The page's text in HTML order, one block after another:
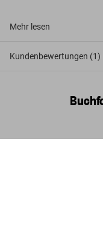
Mehr lesen
Kundenbewertungen (1)